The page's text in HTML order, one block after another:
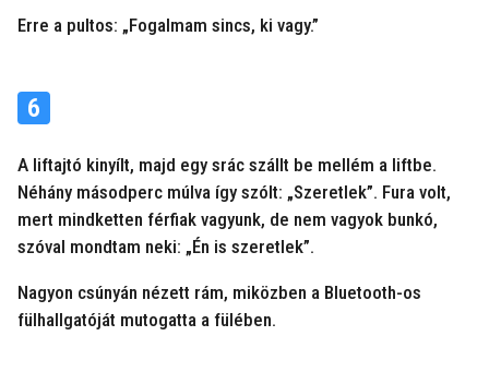
Erre a pultos: „Fogalmam sincs, ki vagy.”
6
A liftajtó kinyílt, majd egy srác szállt be mellém a liftbe.
Néhány másodperc múlva így szólt: „Szeretlek”. Fura volt,
mert mindketten férfiak vagyunk, de nem vagyok bunkó,
szóval mondtam neki: „Én is szeretlek”.
Nagyon csúnyán nézett rám, miközben a Bluetooth-os
fülhallgatóját mutogatta a fülében.